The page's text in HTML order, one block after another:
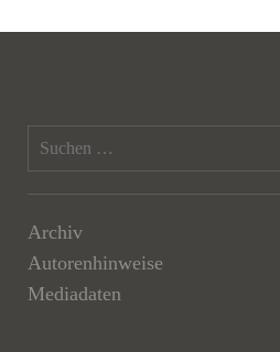
Archiv
Autorenhinweise
Mediadaten